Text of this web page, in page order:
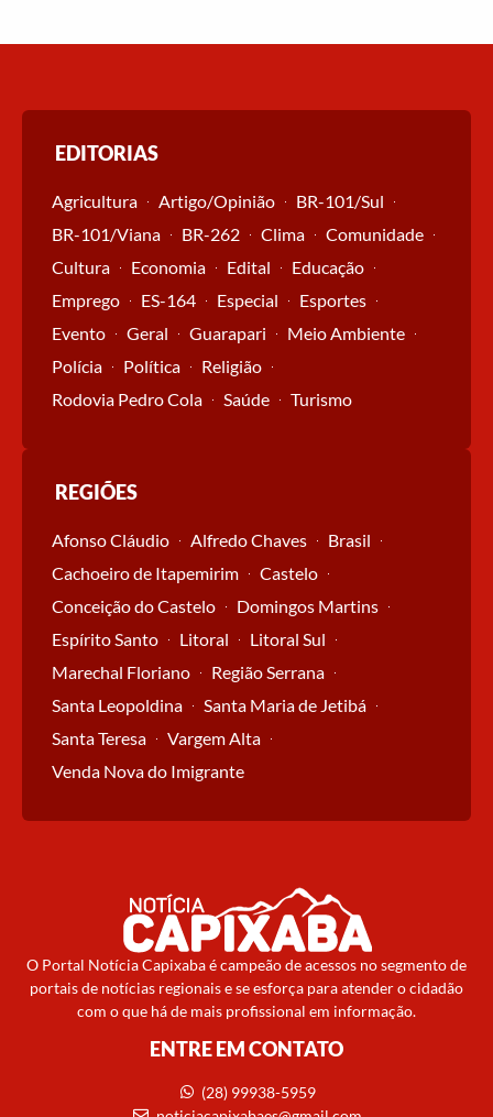
EDITORIAS
Agricultura Artigo/Opinião
BR-101/Sul
BR-101/Viana
BR-262 Clima
Comunidade
Cultura
Economia Edital
Educação
Emprego
ES-164 Especial
Esportes
Evento
Geral Guarapari
Meio Ambiente
Polícia
Política
Religião
Rodovia Pedro Cola
Saúde Turismo
REGIÕES
Afonso Cláudio Alfredo Chaves
Brasil
Cachoeiro de Itapemirim
Castelo
Conceição do Castelo
Domingos Martins
Espírito Santo
Litoral
Litoral Sul
Marechal Floriano
Região Serrana
Santa Leopoldina
Santa Maria de Jetibá
Santa Teresa
Vargem Alta
Venda Nova do Imigrante
O Portal Notícia Capixaba é campeão de acessos no segmento de
portais de notícias regionais e se esforça para atender o cidadão
com o que há de mais profissional em informação.
ENTRE EM CONTATO
(28) 99938-5959